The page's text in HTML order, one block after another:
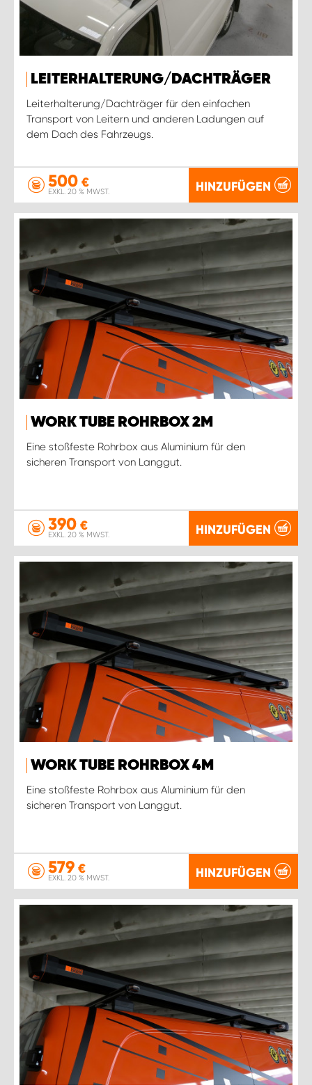
LEITERHALTERUNG/DACHTRÄGER
Leiterhalterung/Dachträger für den einfachen
Transport von Leitern und anderen Ladungen auf
dem Dach des Fahrzeugs.
500 €
EXKL. 20 % MWST. HINZUFÜGEN
WORK TUBE ROHRBOX 2M
Eine stoßfeste Rohrbox aus Aluminium für den
sicheren Transport von Langgut.
390 €
EXKL. 20 % MWST. HINZUFÜGEN
WORK TUBE ROHRBOX 4M
Eine stoßfeste Rohrbox aus Aluminium für den
sicheren Transport von Langgut.
579 €
EXKL. 20 % MWST. HINZUFÜGEN